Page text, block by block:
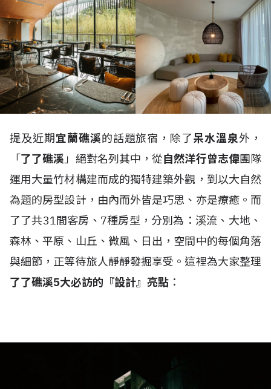
提及近期宜蘭礁溪的話題旅宿，除了呆水溫泉外，
「了了礁溪」絕對名列其中，從自然洋行曾志偉團隊
運用大量竹材構建而成的獨特建築外觀，到以大自然
為題的房型設計，由內而外皆是巧思、亦是療癒。而
了了共31間客房、7種房型，分別為：溪流、大地、
森林、平原、山丘、微風、日出，空間中的每個角落
與細節，正等待旅人靜靜發掘享受。這裡為大家整理
了了礁溪5大必訪的『設計』亮點 ：